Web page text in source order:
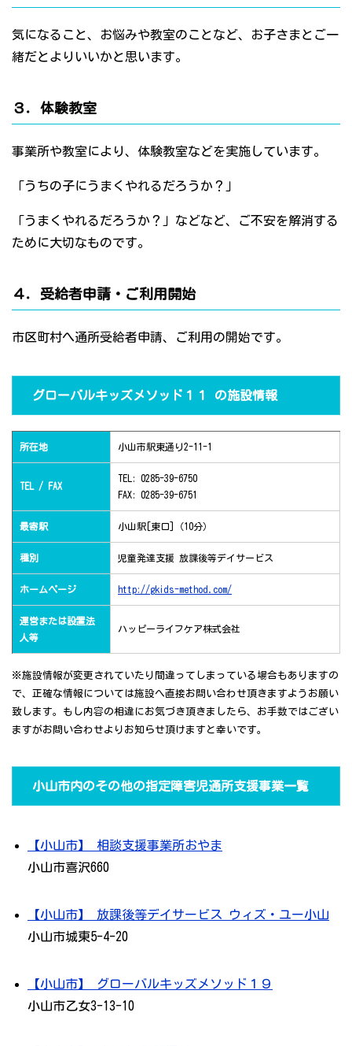
気になること、お悩みや教室のことなど、お子さまとご一
緒だとよりいいかと思います。
３．体験教室
事業所や教室により、体験教室などを実施しています。
「うちの子にうまくやれるだろうか？」
「うまくやれるだろうか？」などなど、ご不安を解消する
ために大切なものです。
４．受給者申請・ご利用開始
市区町村へ通所受給者申請、ご利用の開始です。
グローバルキッズメソッド１１ の施設情報
所在地 小山市駅東通り2-11-1
TEL / FAX
TEL: 0285-39-6750
FAX: 0285-39-6751
最寄駅 小山駅[東口]（10分）
種別 児童発達支援 放課後等デイサービス
ホームページ http://gkids-method.com/
運営または設置法
人等
ハッピーライフケア株式会社
※施設情報が変更されていたり間違ってしまっている場合もありますの
で、正確な情報については施設へ直接お問い合わせ頂きますようお願い
致します。もし内容の相違にお気づき頂きましたら、お手数ではござい
ますがお問い合わせよりお知らせ頂けますと幸いです。
小山市内のその他の指定障害児通所支援事業一覧
【小山市】 相談支援事業所おやま
小山市喜沢660
【小山市】 放課後等デイサービス ウィズ・ユー小山
小山市城東5-4-20
【小山市】 グローバルキッズメソッド１９
小山市乙女3-13-10